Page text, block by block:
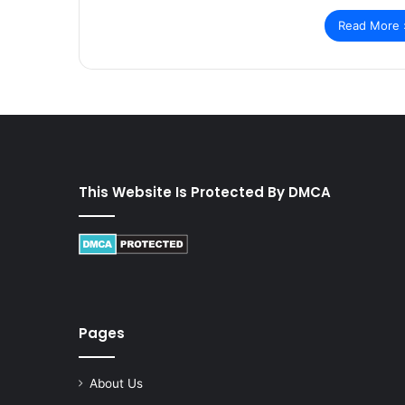
Read More
This Website Is Protected By DMCA
Pages
About Us